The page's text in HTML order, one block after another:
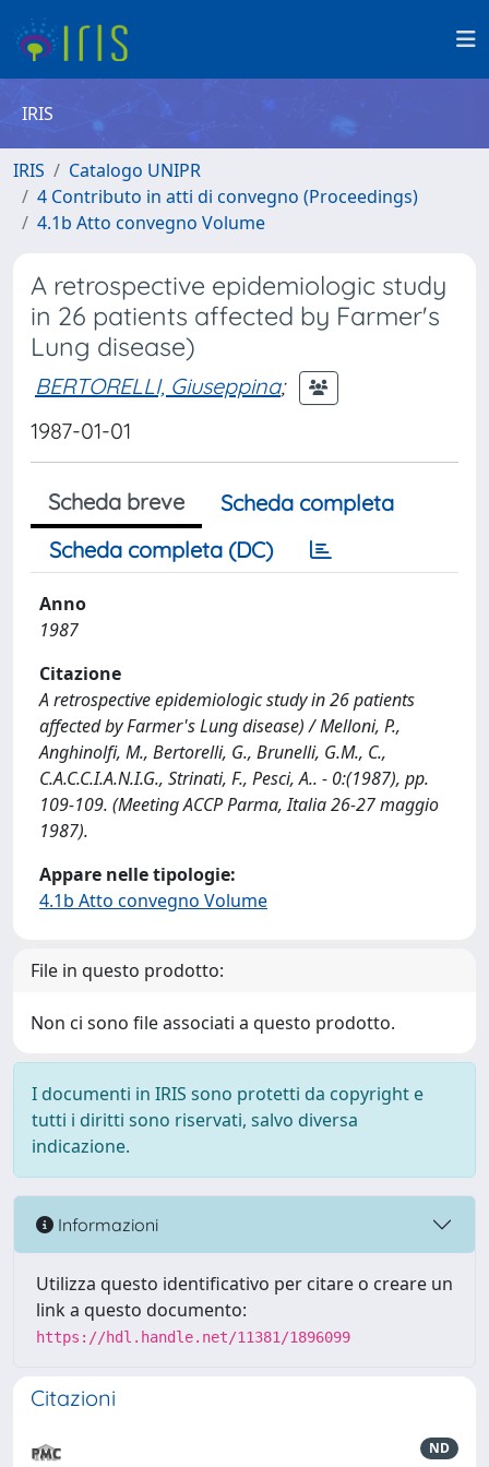
IRIS
IRIS
Catalogo UNIPR
4 Contributo in atti di convegno (Proceedings)
4.1b Atto convegno Volume
A retrospective epidemiologic study
in 26 patients affected by Farmer's
Lung disease)
BERTORELLI, Giuseppina;
1987-01-01
Scheda breve
Scheda completa
Scheda completa (DC)
Anno
1987
Citazione
A retrospective epidemiologic study in 26 patients
affected by Farmer's Lung disease) / Melloni, P.,
Anghinolfi, M., Bertorelli, G., Brunelli, G.M., C.,
C.A.C.C.I.A.N.I.G., Strinati, F., Pesci, A.. - 0:(1987), pp.
109-109. (Meeting ACCP Parma, Italia 26-27 maggio
1987).
Appare nelle tipologie:
4.1b Atto convegno Volume
File in questo prodotto:
Non ci sono file associati a questo prodotto.
I documenti in IRIS sono protetti da copyright e
tutti i diritti sono riservati, salvo diversa
indicazione.
Informazioni
Utilizza questo identificativo per citare o creare un
link a questo documento:
https://hdl.handle.net/11381/1896099
Citazioni
ND